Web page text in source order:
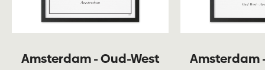
Amsterdam - Oud-West Amsterdam